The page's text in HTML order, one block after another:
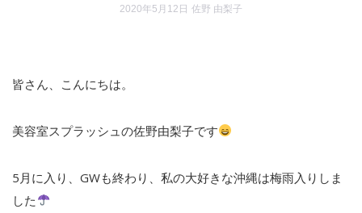
2020年5月12日 佐野 由梨子
皆さん、こんにちは。
美容室スプラッシュの佐野由梨子です
5月に入り、GWも終わり、私の大好きな沖縄は梅雨入りしま
した